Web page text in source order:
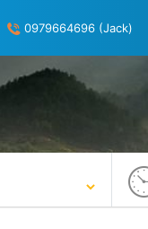
0979664696 (Jack)